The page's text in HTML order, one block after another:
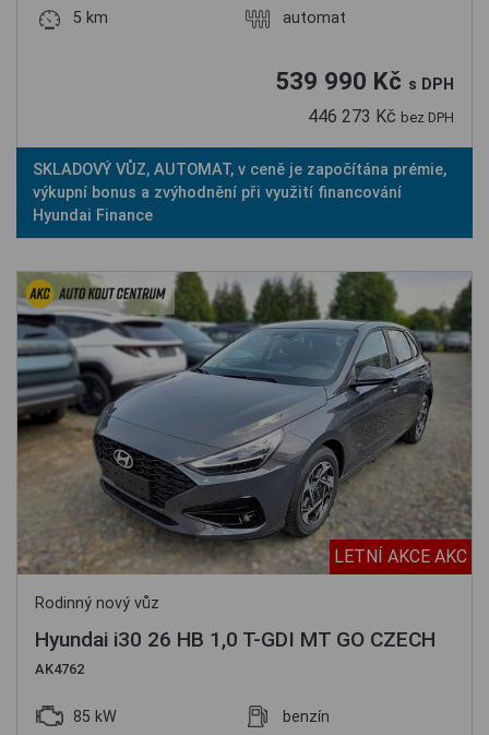
5 km automat
539 990 Kč s DPH
446 273 Kč bez DPH
SKLADOVÝ VŮZ, AUTOMAT, v ceně je započítána prémie,
výkupní bonus a zvýhodnění při využití financování
Hyundai Finance
LETNÍ AKCE AKC
Rodinný nový vůz
Hyundai i30 26 HB 1,0 T-GDI MT GO CZECH
AK4762
85 kW benzín